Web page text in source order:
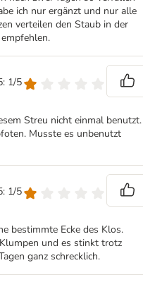
ich nur ergänzt und nur alle
verteilen den Staub in der
1/5
Streu nicht einmal benutzt.
Musste es unbenutzt
1/5
bestimmte Ecke des Klos.
und es stinkt trotz
ganz schrecklich.